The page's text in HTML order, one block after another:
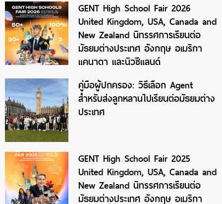
GENT High School Fair 2026
United Kingdom, USA, Canada and
New Zealand นิทรรศการเรียนต่อ
มัธยมต่างประเทศ อังกฤษ อเมริกา
แคนาดา และนิวซีแลนด์
คู่มือผู้ปกครอง: วิธีเลือก Agent
สำหรับส่งลูกหลานไปเรียนต่อมัธยมต่าง
ประเทศ
GENT High School Fair 2025
United Kingdom, USA, Canada and
New Zealand นิทรรศการเรียนต่อ
มัธยมต่างประเทศ อังกฤษ อเมริกา